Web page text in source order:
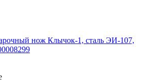
нож Клычок-1, сталь ЭИ-107,